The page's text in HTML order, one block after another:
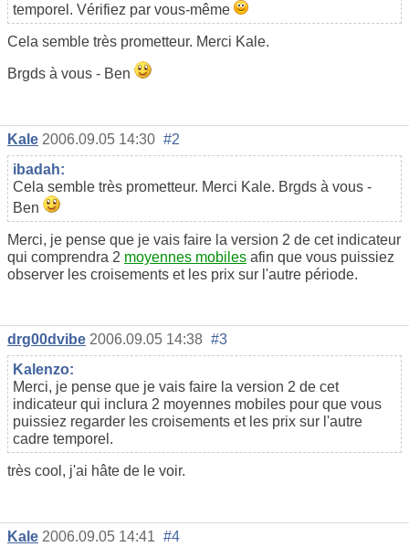
temporel. Vérifiez par vous-même
Cela semble très prometteur. Merci Kale.
Brgds à vous - Ben
Kale 2006.09.05 14:30 #2
ibadah:
Cela semble très prometteur. Merci Kale. Brgds à vous -
Ben
Merci, je pense que je vais faire la version 2 de cet indicateur
qui comprendra 2 moyennes mobiles afin que vous puissiez
observer les croisements et les prix sur l'autre période.
drg00dvibe 2006.09.05 14:38 #3
Kalenzo:
Merci, je pense que je vais faire la version 2 de cet
indicateur qui inclura 2 moyennes mobiles pour que vous
puissiez regarder les croisements et les prix sur l'autre
cadre temporel.
très cool, j'ai hâte de le voir.
Kale 2006.09.05 14:41 #4